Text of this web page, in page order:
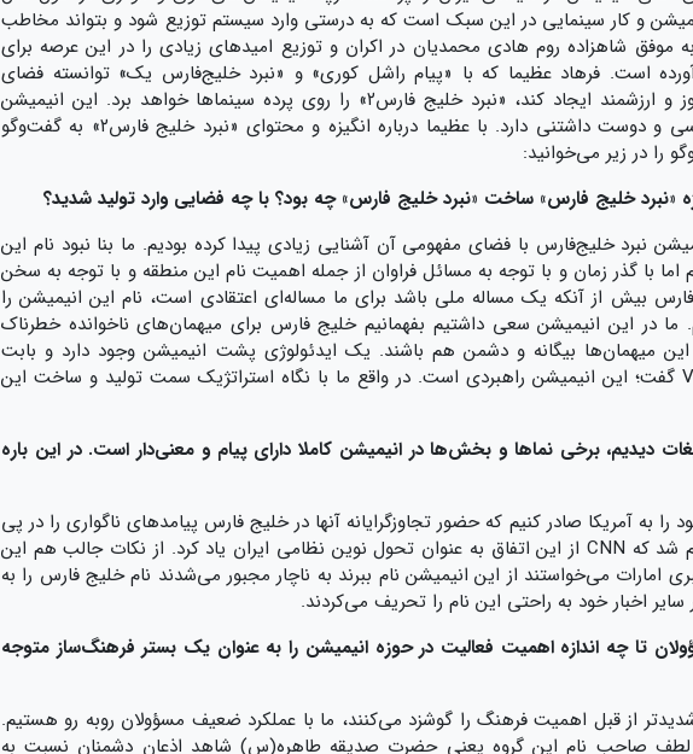
و کار سینمایی در این سبک است که به درستی وارد سیستم توزیع ‌شود و بتواند مخاطب
موفق شاهزاده روم هادی محمدیان در اکران و توزیع امیدهای زیادی را در این عرصه برای
است. فرهاد عظیما که با «پیام راشل کوری» و «نبرد خلیج‌فارس یک» توانسته فضای
مناسبی در خلق آثار به روز و ارزشمند ایجاد کند، «نبرد خلیج فارس۲» را روی پرده سینماها خواهد برد. این انیمیشن
سینمایی نیز ساحتی حماسی و دوست داشتنی دارد. با عظیما درباره انگیزه و محتوای «نبرد خلیج فارس۲» به گفت‌وگو
را در زیر می‌خوانید:
«نبرد خلیج فارس» ساخت «نبرد خلیج فارس» چه بود؟ با چه فضایی وارد تولید شدید؟
نبرد خلیج‌فارس با فضای مفهومی آن آشنایی زیادی پیدا کرده بودیم. ما بنا نبود نام این
فارس۲ بگذاریم اما با گذر زمان و با توجه به مسائل فراوان از جمله اهمیت نام این منطقه و با توجه به سخن
بیش از آنکه یک مساله ملی باشد برای ما مساله‌ای اعتقادی است، نام این انیمیشن را
ما در این انیمیشن سعی داشتیم بفهمانیم خلیج فارس برای میهمان‌های ناخوانده خطرناک
میهمان‌ها بیگانه و دشمن هم باشند. یک ایدئولوژی پشت انیمیشن وجود دارد و بابت
همین است که شبکه VOA گفت؛ این انیمیشن راهبردی است. در واقع ما با نگاه استراتژیک سمت تولید و ساخت این
دیدیم، برخی نماها و بخش‌ها در انیمیشن کاملا دارای پیام و معنی‌دار است. در این باره
را به آمریکا صادر کنیم که حضور تجاوزگرایانه آنها در خلیج فارس پیامدهای ناگواری را در پی
خواهد داشت و همین هم شد که CNN از این اتفاق به عنوان تحول نوین نظامی ایران یاد کرد. از نکات جالب هم این
امارات می‌خواستند از این انیمیشن نام ببرند به ناچار مجبور می‌شدند نام خلیج فارس را به
سایر اخبار خود به راحتی این نام را تحریف می‌کردند.
تا چه اندازه اهمیت فعالیت در حوزه انیمیشن را به عنوان یک بستر فرهنگ‌ساز متوجه
از قبل اهمیت فرهنگ را گوشزد می‌کنند، ما با عملکرد ضعیف مسؤولان روبه رو هستیم.
لطف صاحب نام این گروه یعنی حضرت صدیقه طاهره(س) شاهد اذعان دشمنان نسبت به